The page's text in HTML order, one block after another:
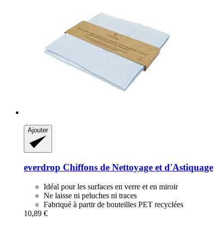
Ajouter
everdrop Chiffons de Nettoyage et d'Astiquage
Idéal pour les surfaces en verre et en miroir
Ne laisse ni peluches ni traces
Fabriqué à partir de bouteilles PET recyclées
10,89 €